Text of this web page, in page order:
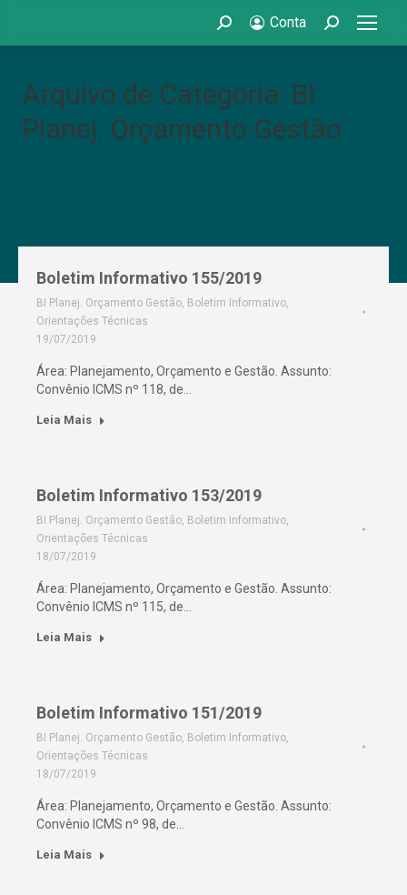
Search: Conta Search:
Arquivo de Categoria: BI
Planej. Orçamento Gestão
Boletim Informativo 155/2019
BI Planej. Orçamento Gestão, Boletim Informativo,
Orientações Técnicas
19/07/2019
Área: Planejamento, Orçamento e Gestão. Assunto:
Convênio ICMS nº 118, de…
Leia Mais
Boletim Informativo 153/2019
BI Planej. Orçamento Gestão, Boletim Informativo,
Orientações Técnicas
18/07/2019
Área: Planejamento, Orçamento e Gestão. Assunto:
Convênio ICMS nº 115, de…
Leia Mais
Boletim Informativo 151/2019
BI Planej. Orçamento Gestão, Boletim Informativo,
Orientações Técnicas
18/07/2019
Área: Planejamento, Orçamento e Gestão. Assunto:
Convênio ICMS nº 98, de…
Leia Mais